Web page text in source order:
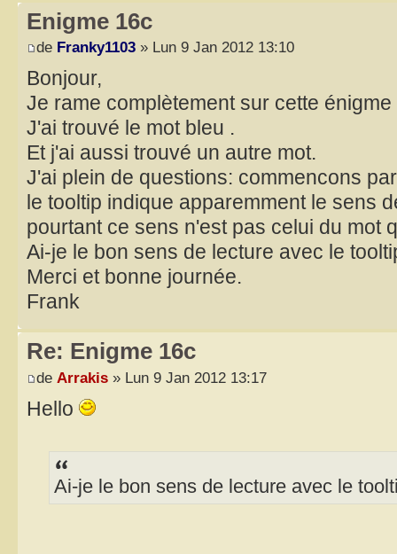
Enigme 16c
de Franky1103 » Lun 9 Jan 2012 13:10
Bonjour,
Je rame complètement sur cette énigme
J'ai trouvé le mot bleu .
Et j'ai aussi trouvé un autre mot.
J'ai plein de questions: commencons
le tooltip indique apparemment le sens
pourtant ce sens n'est pas celui du mot
Ai-je le bon sens de lecture avec le
Merci et bonne journée.
Frank
Re: Enigme 16c
de Arrakis » Lun 9 Jan 2012 13:17
Hello
Ai-je le bon sens de lecture avec le